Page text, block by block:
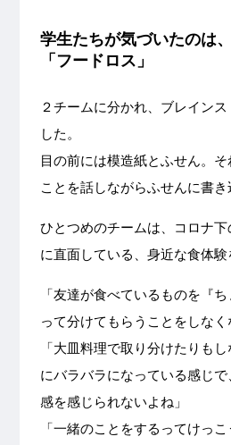
学生たちが気づいたのは
「フードロス」
２チームに分かれ、ブレイン
した。
目の前には模造紙とふせん。
ことを話しながらふせんに書き
ひとつめのチームは、コロナ下
に直面している、身近な食体験
「友達が食べているものを『ち
って分けてもらうことをしなく
「大皿料理で取り分けたりも
にバラバラになっている感じ
感を感じられないよね」
「一緒のことをするってけっ